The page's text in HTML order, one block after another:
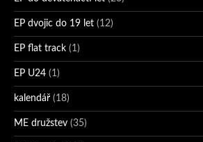
EP dvojic do 19 let (12)
EP flat track (1)
EP U24 (1)
kalendář (18)
ME družstev (35)